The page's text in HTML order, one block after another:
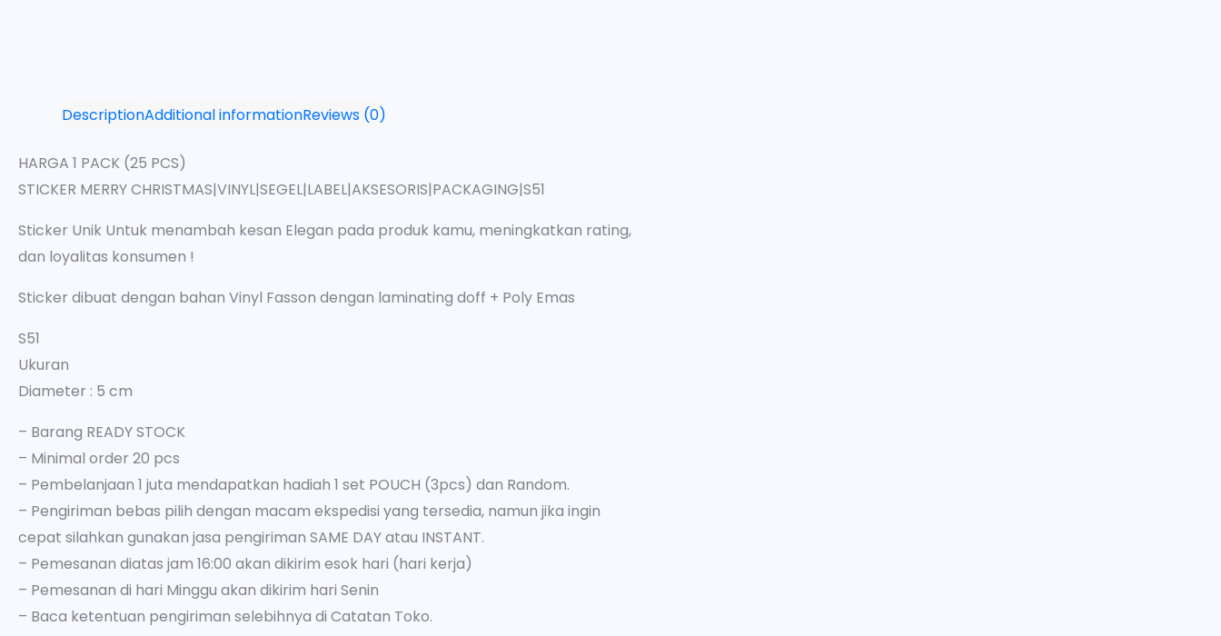
DescriptionAdditional informationReviews (0)
HARGA 1 PACK (25 PCS)
STICKER MERRY CHRISTMAS|VINYL|SEGEL|LABEL|AKSESORIS|PACKAGING|S51
Sticker Unik Untuk menambah kesan Elegan pada produk kamu, meningkatkan rating,
dan loyalitas konsumen !
Sticker dibuat dengan bahan Vinyl Fasson dengan laminating doff + Poly Emas
S51
Ukuran
Diameter : 5 cm
– Barang READY STOCK
– Minimal order 20 pcs
– Pembelanjaan 1 juta mendapatkan hadiah 1 set POUCH (3pcs) dan Random.
– Pengiriman bebas pilih dengan macam ekspedisi yang tersedia, namun jika ingin
cepat silahkan gunakan jasa pengiriman SAME DAY atau INSTANT.
– Pemesanan diatas jam 16:00 akan dikirim esok hari (hari kerja)
– Pemesanan di hari Minggu akan dikirim hari Senin
– Baca ketentuan pengiriman selebihnya di Catatan Toko.